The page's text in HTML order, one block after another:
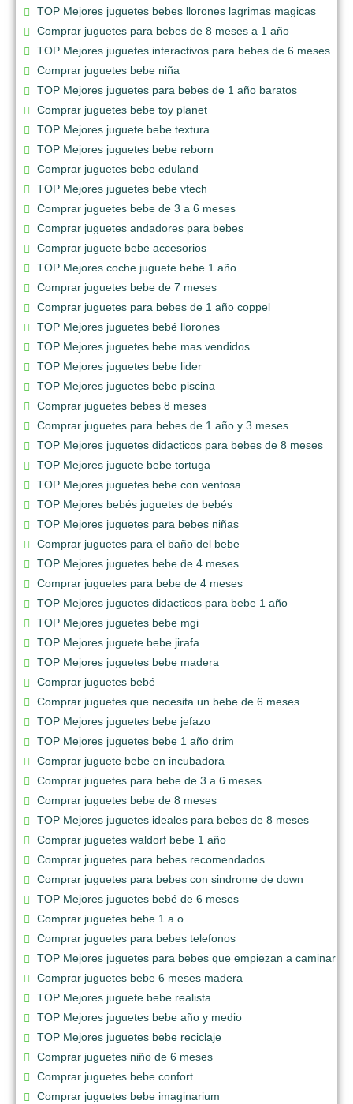
TOP Mejores juguetes bebes llorones lagrimas magicas
Comprar juguetes para bebes de 8 meses a 1 año
TOP Mejores juguetes interactivos para bebes de 6 meses
Comprar juguetes bebe niña
TOP Mejores juguetes para bebes de 1 año baratos
Comprar juguetes bebe toy planet
TOP Mejores juguete bebe textura
TOP Mejores juguetes bebe reborn
Comprar juguetes bebe eduland
TOP Mejores juguetes bebe vtech
Comprar juguetes bebe de 3 a 6 meses
Comprar juguetes andadores para bebes
Comprar juguete bebe accesorios
TOP Mejores coche juguete bebe 1 año
Comprar juguetes bebe de 7 meses
Comprar juguetes para bebes de 1 año coppel
TOP Mejores juguetes bebé llorones
TOP Mejores juguetes bebe mas vendidos
TOP Mejores juguetes bebe lider
TOP Mejores juguetes bebe piscina
Comprar juguetes bebes 8 meses
Comprar juguetes para bebes de 1 año y 3 meses
TOP Mejores juguetes didacticos para bebes de 8 meses
TOP Mejores juguete bebe tortuga
TOP Mejores juguetes bebe con ventosa
TOP Mejores bebés juguetes de bebés
TOP Mejores juguetes para bebes niñas
Comprar juguetes para el baño del bebe
TOP Mejores juguetes bebe de 4 meses
Comprar juguetes para bebe de 4 meses
TOP Mejores juguetes didacticos para bebe 1 año
TOP Mejores juguetes bebe mgi
TOP Mejores juguete bebe jirafa
TOP Mejores juguetes bebe madera
Comprar juguetes bebé
Comprar juguetes que necesita un bebe de 6 meses
TOP Mejores juguetes bebe jefazo
TOP Mejores juguetes bebe 1 año drim
Comprar juguete bebe en incubadora
Comprar juguetes para bebe de 3 a 6 meses
Comprar juguetes bebe de 8 meses
TOP Mejores juguetes ideales para bebes de 8 meses
Comprar juguetes waldorf bebe 1 año
Comprar juguetes para bebes recomendados
Comprar juguetes para bebes con sindrome de down
TOP Mejores juguetes bebé de 6 meses
Comprar juguetes bebe 1 a o
Comprar juguetes para bebes telefonos
TOP Mejores juguetes para bebes que empiezan a caminar
Comprar juguetes bebe 6 meses madera
TOP Mejores juguete bebe realista
TOP Mejores juguetes bebe año y medio
TOP Mejores juguetes bebe reciclaje
Comprar juguetes niño de 6 meses
Comprar juguetes bebe confort
Comprar juguetes bebe imaginarium